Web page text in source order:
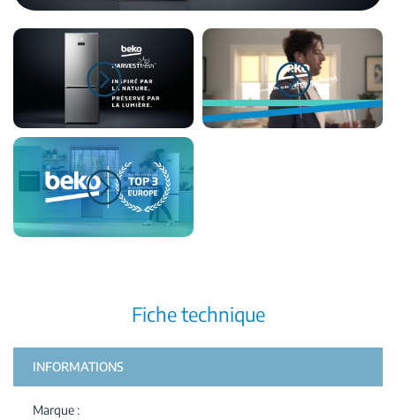
Fiche technique
INFORMATIONS
Marque